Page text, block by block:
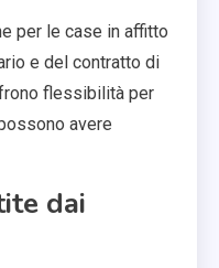
per le case in affitto
e del contratto di
flessibilità per
avere
dai